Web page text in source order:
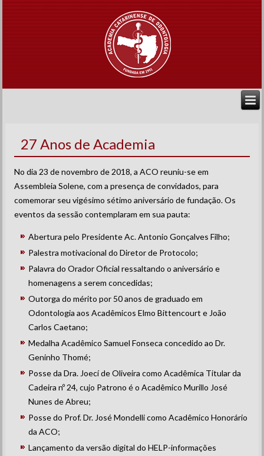
27 Anos de Academia
No dia 23 de novembro de 2018, a ACO reuniu-se em
Assembleia Solene, com a presença de convidados, para
comemorar seu vigésimo sétimo aniversário de fundação. Os
eventos da sessão contemplaram em sua pauta:
Abertura pelo Presidente Ac. Antonio Gonçalves Filho;
Palestra motivacional do Diretor de Protocolo;
Palavra do Orador Oficial ressaltando o aniversário e
homenagens a serem concedidas;
Outorga do mérito por 50 anos de graduado em
Odontologia aos Acadêmicos Elmo Bittencourt e João
Carlos Caetano;
Medalha Acadêmico Samuel Fonseca concedido ao Dr.
Geninho Thomé;
Posse da Dra. Joecí de Oliveira como Acadêmica Titular da
Cadeira nº 24, cujo Patrono é o Acadêmico Murillo José
Nunes de Abreu;
Posse do Prof. Dr. José Mondelli como Acadêmico Honorário
da ACO;
Lançamento da versão digital do HELP-informações